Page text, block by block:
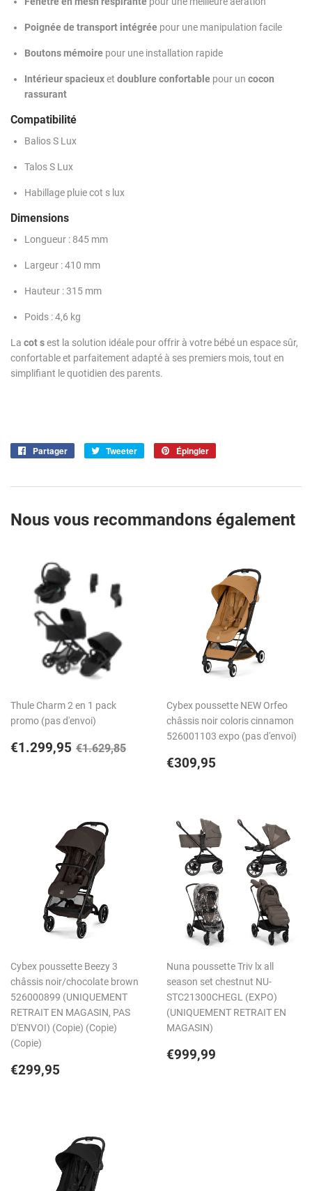
Poignée de transport intégrée pour une manipulation facile
Boutons mémoire pour une installation rapide
Intérieur spacieuxet doublure confortable pour un cocon
rassurant
Compatibilité
Balios S Lux
Talos S Lux
Habillage pluie cot s lux
Dimensions
Longueur : 845 mm
Largeur : 410 mm
Hauteur : 315 mm
Poids : 4,6 kg
La cot sest la solution idéale pour offrir à votre bébé un espace sûr,
confortable et parfaitement adapté à ses premiers mois, tout en
simplifiant le quotidien des parents.
Partager
PartagerTweeter
Tweeter
Épingler
Nous vous recommandons également
Thule Charm 2 en 1 pack
promo (pas d'envoi)
Prix
€1.299,95 €1.299,95
Prix régulier
€1.629,85
Cybex poussette NEW Orfeo
châssis noir coloris cinnamon
526001103 expo (pas d'envoi)
Prix
€309,95
Cybex poussette Beezy 3
châssis noir/chocolate brown
526000899 (UNIQUEMENT
RETRAIT EN MAGASIN, PAS
D'ENVOI) (Copie) (Copie)
(Copie)
Prix
€299,95
Nuna poussette Triv lx all
season set chestnut NU-
STC21300CHEGL (EXPO)
(UNIQUEMENT RETRAIT EN
MAGASIN)
Prix
€999,99